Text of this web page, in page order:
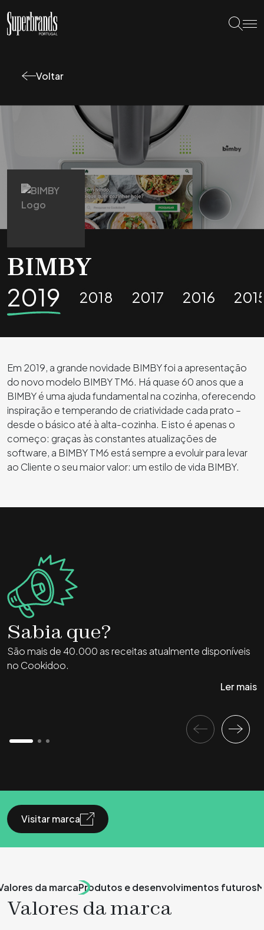
Voltar
BIMBY
2019 2018 2017 2016
Em 2019, a grande novidade BIMBY foi a apresentação
do novo modelo BIMBY TM6. Há quase 60 anos que a
BIMBY é uma ajuda fundamental na cozinha, oferecendo
inspiração e temperando de criatividade cada prato –
desde o básico até à alta-cozinha. E isto é apenas o
começo: graças às constantes atualizações de
software, a BIMBY TM6 está sempre a evoluir para levar
ao Cliente o seu maior valor: um estilo de vida BIMBY.
Sabia que?
São mais de 40.000 as receitas atualmente disponíveis
no Cookidoo.
Ler mais
Visitar marca
da marcaProdutos e desenvolvimentos futuros
Valores da marca